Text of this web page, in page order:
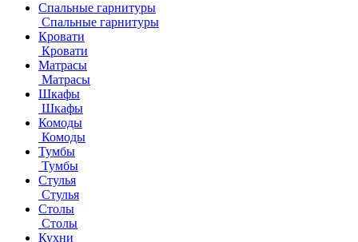
Спальные гарнитуры
Спальные гарнитуры
Кровати
Кровати
Матрасы
Матрасы
Шкафы
Шкафы
Комоды
Комоды
Тумбы
Тумбы
Стулья
Стулья
Столы
Столы
Кухни